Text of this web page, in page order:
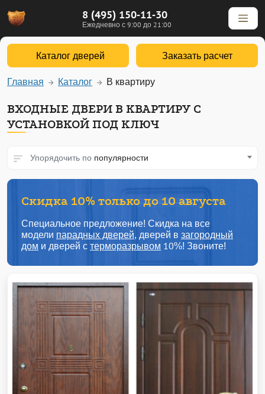
8 (495) 150-11-30
Ежедневно с 9:00 до 21:00
Каталог дверей Заказать расчет
Главная Каталог В квартиру
ВХОДНЫЕ ДВЕРИ В КВАРТИРУ С
УСТАНОВКОЙ ПОД КЛЮЧ
Упорядочить по популярности
Скидка 10% только до 10 августа
Специальное предложение! Скидка на все
модели парадных дверей, дверей в загородный
дом и дверей с терморазрывом 10%! Звоните!